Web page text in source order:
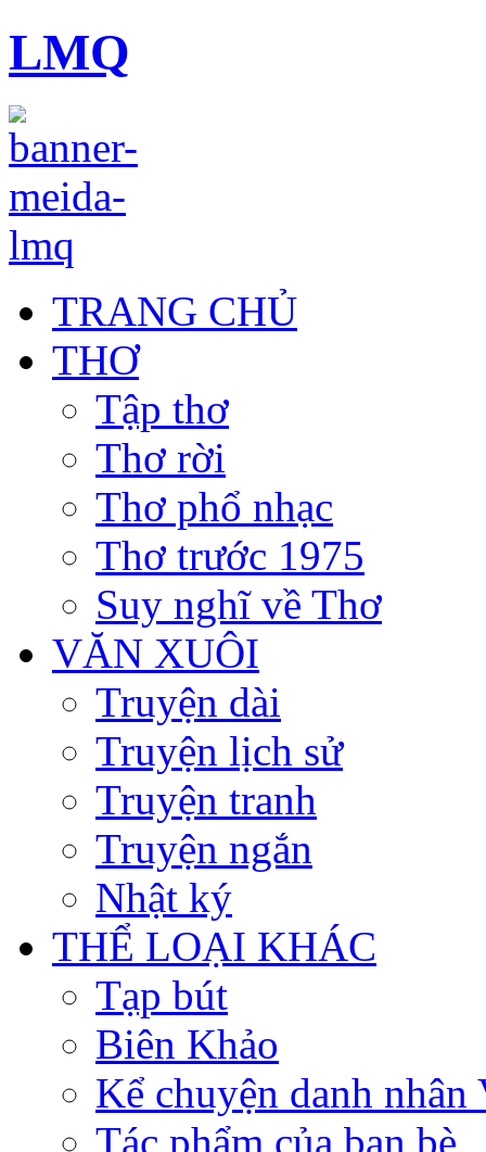
LMQ
TRANG CHỦ
THƠ
Tập thơ
Thơ rời
Thơ phổ nhạc
Thơ trước 1975
Suy nghĩ về Thơ
VĂN XUÔI
Truyện dài
Truyện lịch sử
Truyện tranh
Truyện ngắn
Nhật ký
THỂ LOẠI KHÁC
Tạp bút
Biên Khảo
Kể chuyện danh nhân
Tác phẩm của bạn bè